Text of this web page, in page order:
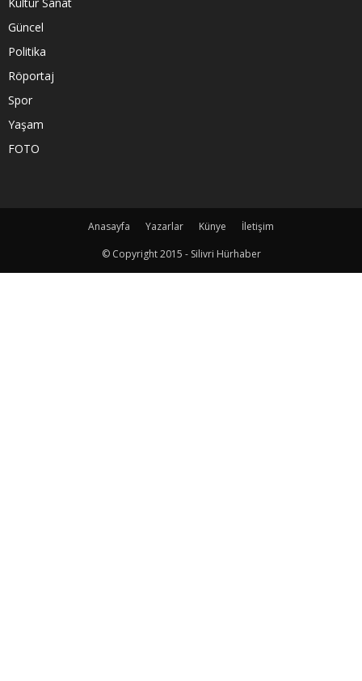
Güncel
Politika
Röportaj
Spor
Yaşam
FOTO
Anasayfa Yazarlar Künye
İletişim
© Copyright 2015 - Silivri Hürhaber